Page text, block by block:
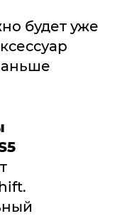
будет уже